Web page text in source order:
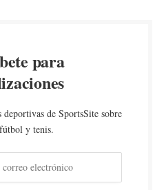
para
de SportsSite sobre
y tenis.